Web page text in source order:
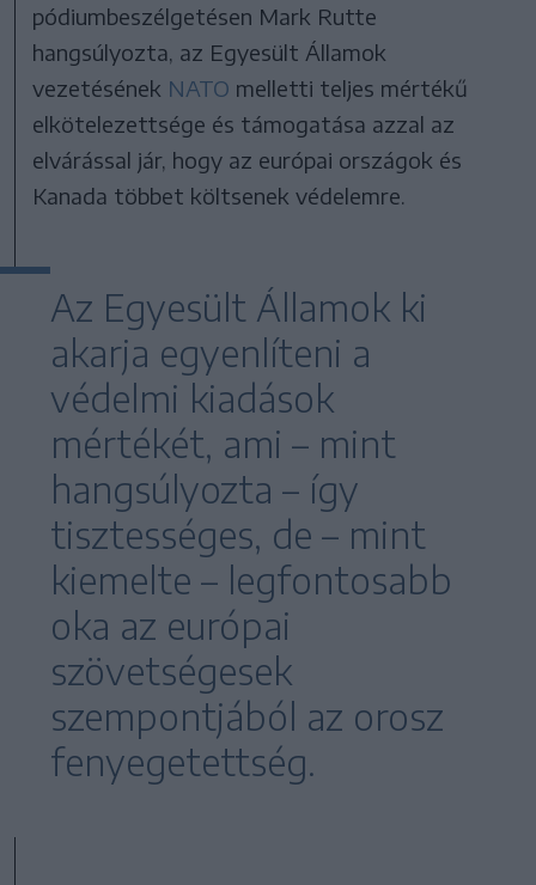
pódiumbeszélgetésen Mark Rutte
hangsúlyozta, az Egyesült Államok
vezetésének NATO melletti teljes mértékű
elkötelezettsége és támogatása azzal az
elvárással jár, hogy az európai országok és
Kanada többet költsenek védelemre.
Az Egyesült Államok ki
akarja egyenlíteni a
védelmi kiadások
mértékét, ami – mint
hangsúlyozta – így
tisztességes, de – mint
kiemelte – legfontosabb
oka az európai
szövetségesek
szempontjából az orosz
fenyegetettség.